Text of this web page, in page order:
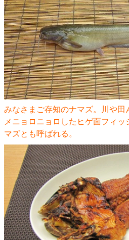
みなさまご存知のナマズ。川や田
メニョロニョロしたヒゲ面フィ
マズとも呼ばれる。